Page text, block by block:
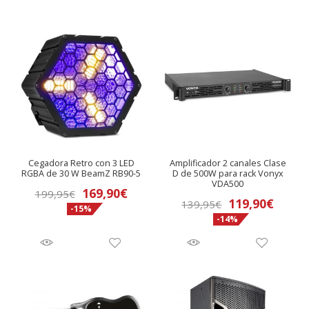
Cegadora Retro con 3 LED
RGBA de 30 W BeamZ RB90-5
199,95€ El
precio
169,90€El
-15%
Amplificador 2 canales Clase
D de 500W para rack Vonyx
VDA500
139,95€ El
precio
original
139,95€.
119,90€El
-14%